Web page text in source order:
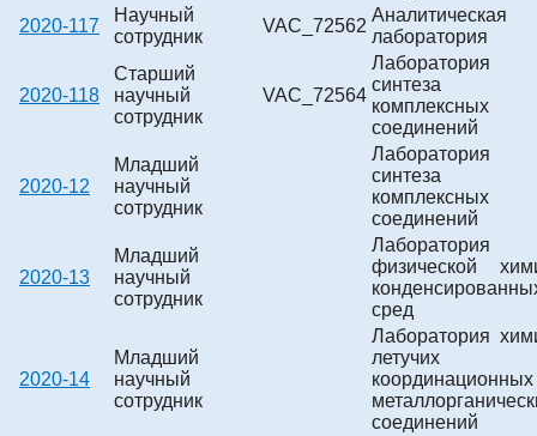
2020-117
Научный
сотрудник
VAC_72562
Аналитическая
лаборатория
2020-118
Старший
научный
сотрудник
VAC_72564
Лаборатория
синтеза
комплексных
соединений
2020-12
Младший
научный
сотрудник
Лаборатория
синтеза
комплексных
соединений
2020-13
Младший
научный
сотрудник
Лаборатория
физической
сред
2020-14
Младший
научный
сотрудник
Лаборатория
летучих
соединений